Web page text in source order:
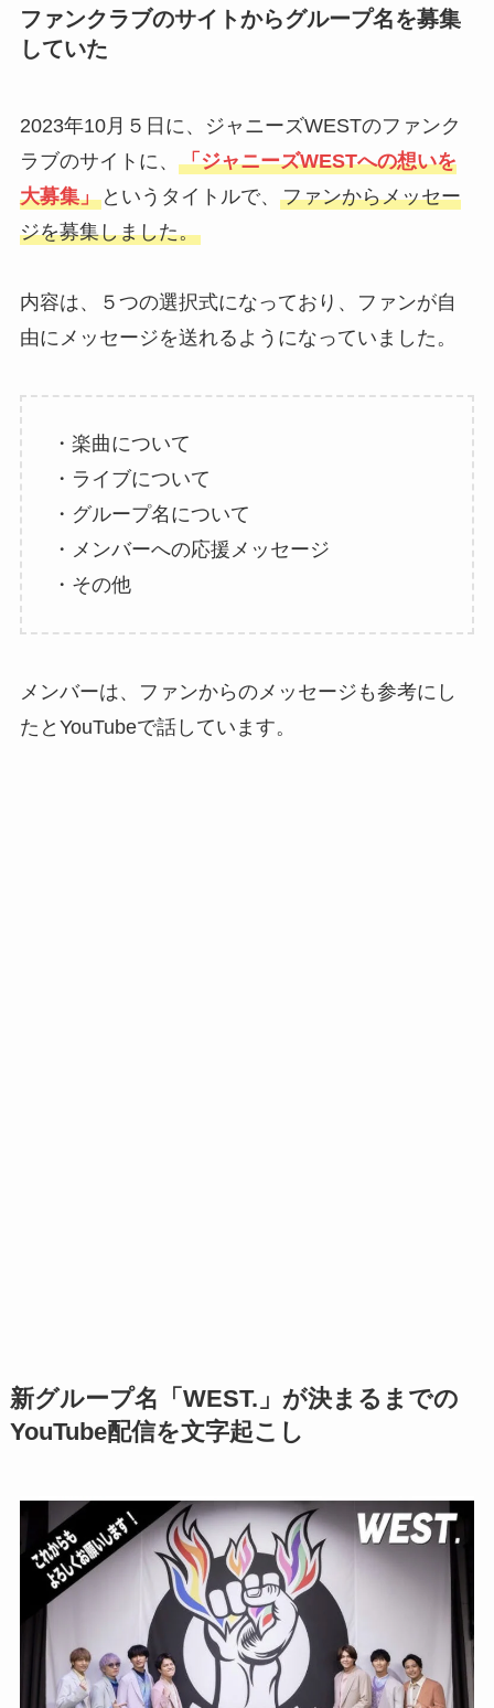
ファンクラブのサイトからグループ名を募集
していた
2023年10月５日に、ジャニーズWESTのファンク
ラブのサイトに、 「ジャニーズWESTへの想いを
大募集」というタイトルで、 ファンからメッセー
ジを募集しました。
内容は、５つの選択式になっており、ファンが自
由にメッセージを送れるようになっていました。
・楽曲について
・ライブについて
・グループ名について
・メンバーへの応援メッセージ
・その他
メンバーは、ファンからのメッセージも参考にし
たとYouTubeで話しています。
新グループ名「WEST.」が決まるまでの
YouTube配信を文字起こし